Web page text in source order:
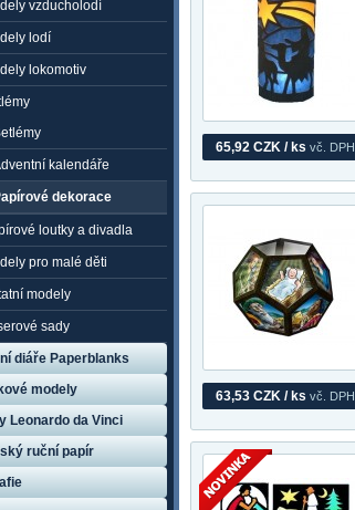
65,92 CZK / ks vč. DPH
63,53 CZK / ks vč. DPH
vzducholodí
lodí
lokomotiv
kalendáře
dekorace
loutky a divadla
pro malé děti
modely
sady
diáře Paperblanks
modely
Leonardo da Vinci
ruční papír